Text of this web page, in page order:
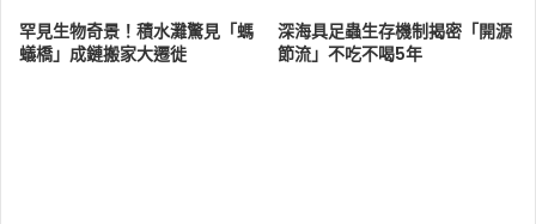
罕見生物奇景！積水灘驚見「螞
蟻橋」成鏈搬家大遷徙
深海具足蟲生存機制揭密「開源
節流」不吃不喝5年